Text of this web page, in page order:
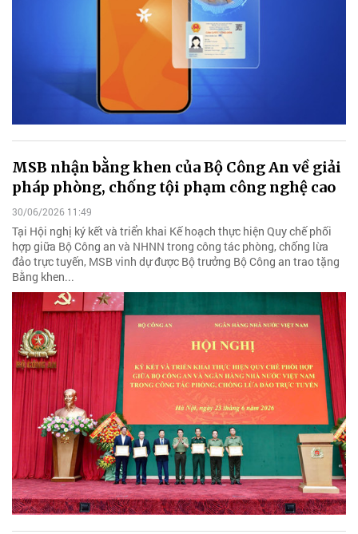
MSB nhận bằng khen của Bộ Công An về giải
pháp phòng, chống tội phạm công nghệ cao
30/06/2026 11:49
Tại Hội nghị ký kết và triển khai Kế hoạch thực hiện Quy chế phối
hợp giữa Bộ Công an và NHNN trong công tác phòng, chống lừa
đảo trực tuyến, MSB vinh dự được Bộ trưởng Bộ Công an trao tặng
Bằng khen...